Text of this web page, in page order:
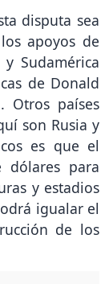
disputa sea
apoyos de
Sudamérica
de Donald
Otros países
son Rusia y
es que el
dólares para
y estadios
igualar el
de los